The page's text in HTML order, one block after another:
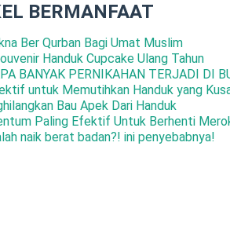
BERMANFAAT
Ber Qurban Bagi Umat Muslim
Handuk Cupcake Ulang Tahun
BANYAK PERNIKAHAN TERJADI DI
untuk Memutihkan Handuk yang
Bau Apek Dari Handuk
Paling Efektif Untuk Berhenti
naik berat badan?! ini penyebabnya!